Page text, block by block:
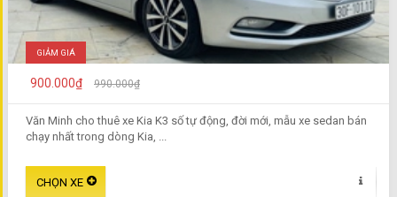
GIẢM GIÁ
900.000₫ 990.000₫
Văn Minh cho thuê xe Kia K3 số tự động, đời mới, mẫu xe sedan bán
chạy nhất trong dòng Kia, ...